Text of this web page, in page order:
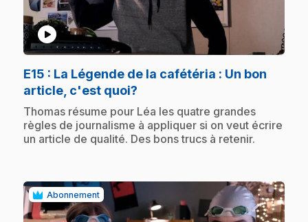
play_circle
E15 : La Légende de la cafétéria : Un bon
article, c'est quoi?
.Thomas résume pour Léa les quatre grandes
règles de journalisme à appliquer si on veut écrire
un article de qualité. Des bons trucs à retenir.
Abonnement